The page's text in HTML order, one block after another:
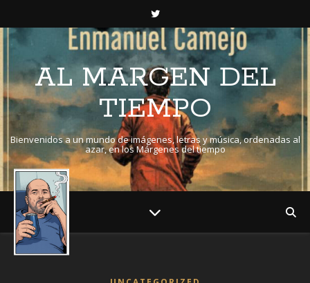
AL MARGEN DEL
TIEMPO
Bienvenidos a un mundo de imágenes, letras y música, ordenadas al
azar, en los Márgenes del tiempo